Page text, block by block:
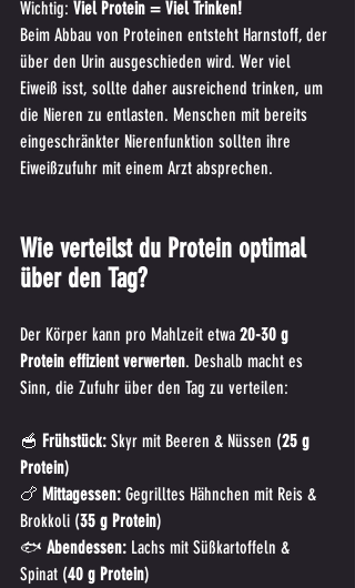
Wichtig: Viel Protein = Viel Trinken!
Beim Abbau von Proteinen entsteht Harnstoff, der
über den Urin ausgeschieden wird. Wer viel
Eiweiß isst, sollte daher ausreichend trinken, um
die Nieren zu entlasten. Menschen mit bereits
eingeschränkter Nierenfunktion sollten ihre
Eiweißzufuhr mit einem Arzt absprechen.
Wie verteilst du Protein optimal
über den Tag?
Der Körper kann pro Mahlzeit etwa 20-30 g
Protein effizient verwerten. Deshalb macht es
Sinn, die Zufuhr über den Tag zu verteilen:
🥣 Frühstück: Skyr mit Beeren & Nüssen (25 g
Protein)
🍗 Mittagessen: Gegrilltes Hähnchen mit Reis &
Brokkoli (35 g Protein)
🐟 Abendessen: Lachs mit Süßkartoffeln &
Spinat (40 g Protein)